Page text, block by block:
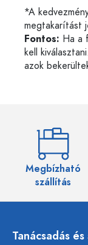
*A
megtakarítást
Fontos: Ha a
kell
azok
Megbízható
szállítás
Tanácsadás